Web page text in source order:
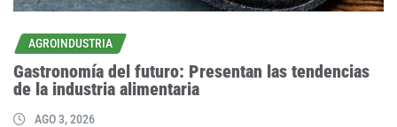
AGROINDUSTRIA
Gastronomía del futuro: Presentan las tendencias
de la industria alimentaria
AGO 3, 2026